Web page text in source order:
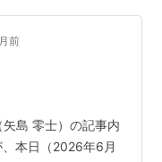
忘れていることに
いです。当然マン
前